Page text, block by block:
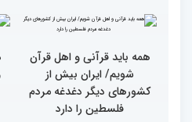
خواهران و برادران،
متسابقین چهلمین دوره
مسابقات بین المللی قرآن
کریم(بخش دوم)